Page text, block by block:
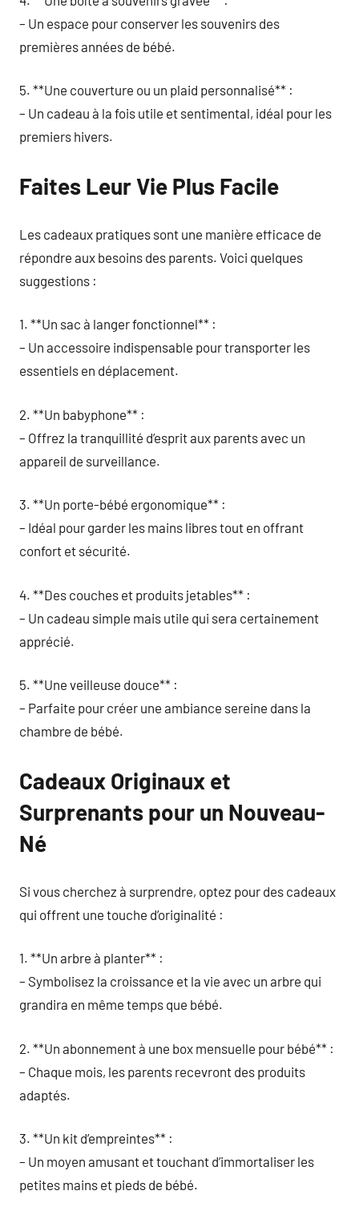
– Un espace pour conserver les souvenirs des
premières années de bébé.
5. **Une couverture ou un plaid personnalisé** :
– Un cadeau à la fois utile et sentimental, idéal pour les
premiers hivers.
Faites Leur Vie Plus Facile
Les cadeaux pratiques sont une manière efficace de
répondre aux besoins des parents. Voici quelques
suggestions :
1. **Un sac à langer fonctionnel** :
– Un accessoire indispensable pour transporter les
essentiels en déplacement.
2. **Un babyphone** :
– Offrez la tranquillité d’esprit aux parents avec un
appareil de surveillance.
3. **Un porte-bébé ergonomique** :
– Idéal pour garder les mains libres tout en offrant
confort et sécurité.
4. **Des couches et produits jetables** :
– Un cadeau simple mais utile qui sera certainement
apprécié.
5. **Une veilleuse douce** :
– Parfaite pour créer une ambiance sereine dans la
chambre de bébé.
Cadeaux Originaux et
Surprenants pour un Nouveau-
Né
Si vous cherchez à surprendre, optez pour des cadeaux
qui offrent une touche d’originalité :
1. **Un arbre à planter** :
– Symbolisez la croissance et la vie avec un arbre qui
grandira en même temps que bébé.
2. **Un abonnement à une box mensuelle pour bébé** :
– Chaque mois, les parents recevront des produits
adaptés.
3. **Un kit d’empreintes** :
– Un moyen amusant et touchant d’immortaliser les
petites mains et pieds de bébé.